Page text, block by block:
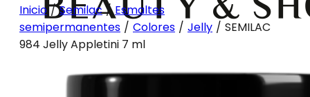
Inicio / Semilac / Esmaltes
semipermanentes / Colores / Jelly / SEMILAC
984 Jelly Appletini 7 ml